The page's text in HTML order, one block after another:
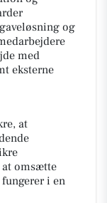
og
med
eksterne
at
at omsætte
i en